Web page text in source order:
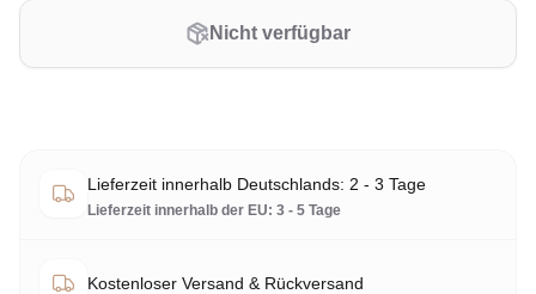
Nicht verfügbar
Lieferzeit innerhalb Deutschlands: 2 - 3 Tage
Lieferzeit innerhalb der EU: 3 - 5 Tage
Kostenloser Versand & Rückversand